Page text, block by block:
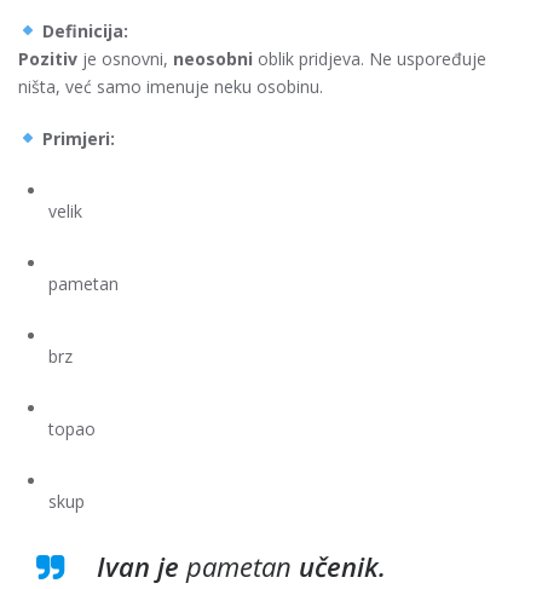
Definicija:
Pozitiv je osnovni, neosobni oblik pridjeva. Ne uspoređuje
ništa, već samo imenuje neku osobinu.
Primjeri:
velik
pametan
brz
topao
skup
Ivan je pametan učenik.